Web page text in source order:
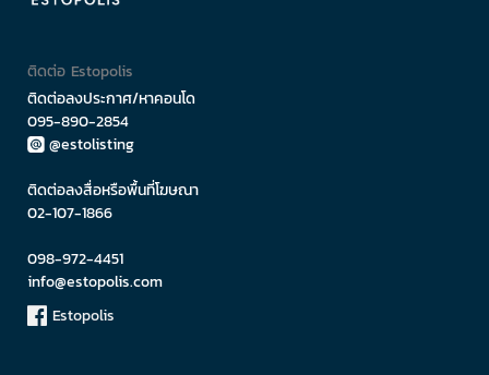
ติดต่อ Estopolis
ติดต่อลงประกาศ/หาคอนโด
095-890-2854
@estolisting
ติดต่อลงสื่อหรือพื้นที่โฆษณา
02-107-1866
098-972-4451
info@estopolis.com
Estopolis